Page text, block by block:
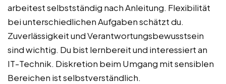
arbeitest selbstständig nach Anleitung. Flexibilität
bei unterschiedlichen Aufgaben schätzt du.
Zuverlässigkeit und Verantwortungsbewusstsein
sind wichtig. Du bist lernbereit und interessiert an
IT-Technik. Diskretion beim Umgang mit sensiblen
Bereichen ist selbstverständlich.